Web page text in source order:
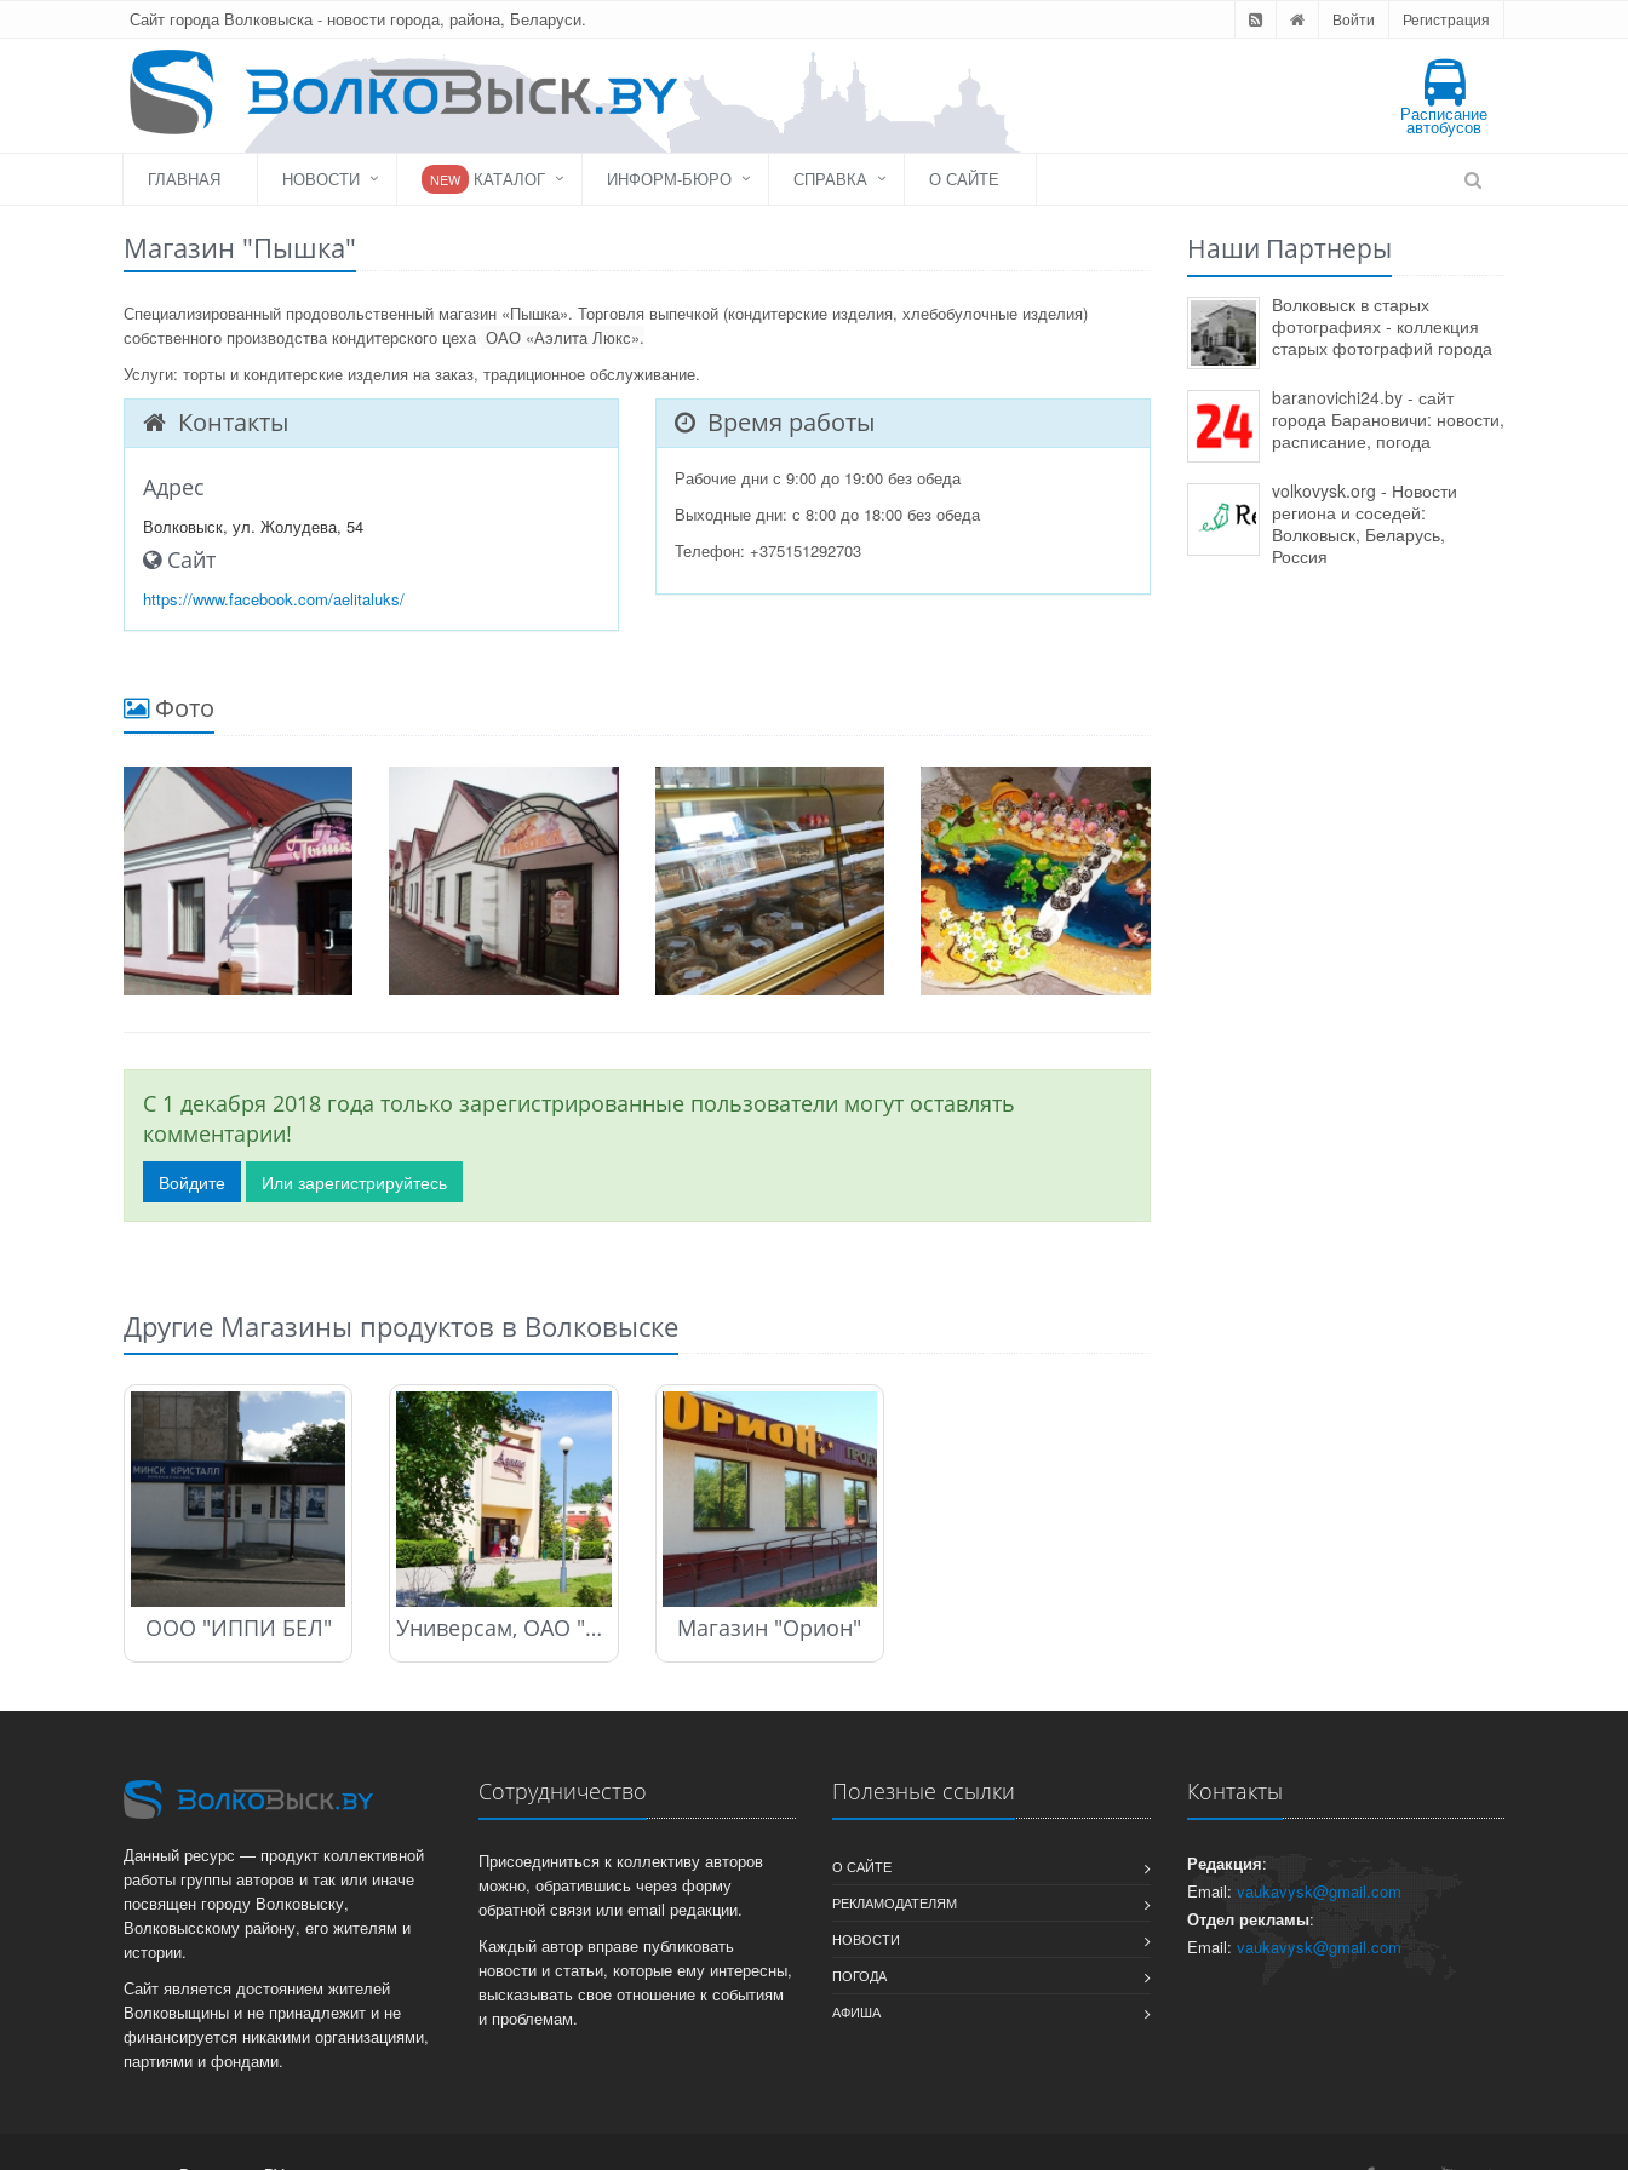
Сайт города Волковыска - новости города, района, Беларуси. Войти Регистрация
Расписание
автобусов
ГЛАВНАЯ НОВОСТИ NEW КАТАЛОГ ИНФОРМ-БЮРО СПРАВКА О САЙТЕ
Магазин "Пышка"
Специализированный продовольственный магазин «Пышка». Торговля выпечкой (кондитерские изделия, хлебобулочные изделия)
собственного производства кондитерского цеха ОАО «Аэлита Люкс».
Услуги: торты и кондитерские изделия на заказ, традиционное обслуживание.
Контакты
Адрес
Волковыск, ул. Жолудева, 54
Сайт
https://www.facebook.com/aelitaluks/
Время работы
Рабочие дни с 9:00 до 19:00 без обеда
Выходные дни: с 8:00 до 18:00 без обеда
Телефон: +375151292703
Фото
С 1 декабря 2018 года только зарегистрированные пользователи могут оставлять
комментарии!
Войдите Или зарегистрируйтесь
Другие Магазины продуктов в Волковыске
ООО "ИППИ БЕЛ" Универсам, ОАО "Аэлита Люкс" Магазин "Орион"
Наши Партнеры
Волковыск в старых
фотографиях - коллекция
старых фотографий города
baranovichi24.by - сайт
города Барановичи: новости,
расписание, погода
volkovysk.org - Новости
региона и соседей:
Волковыск, Беларусь,
Россия
Данный ресурс — продукт коллективной
работы группы авторов и так или иначе
посвящен городу Волковыску,
Волковысскому району, его жителям и
истории.
Сайт является достоянием жителей
Волковыщины и не принадлежит и не
финансируется никакими организациями,
партиями и фондами.
Сотрудничество
Присоединиться к коллективу авторов
можно, обратившись через форму
обратной связи или email редакции.
Каждый автор вправе публиковать
новости и статьи, которые ему интересны,
высказывать свое отношение к событиям
и проблемам.
Полезные ссылки
О САЙТЕ
РЕКЛАМОДАТЕЛЯМ
НОВОСТИ
ПОГОДА
АФИША
Контакты
Редакция:
Email: vaukavysk@gmail.com
Отдел рекламы:
Email: vaukavysk@gmail.com